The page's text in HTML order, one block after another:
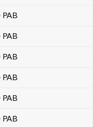
PAB
PAB
PAB
PAB
PAB
PAB